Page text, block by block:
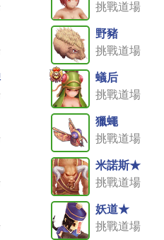
挑戰道場
野豬
挑戰道場
蟻后
挑戰道場
獵蠅
挑戰道場
米諾斯★
挑戰道場
妖道★
挑戰道場